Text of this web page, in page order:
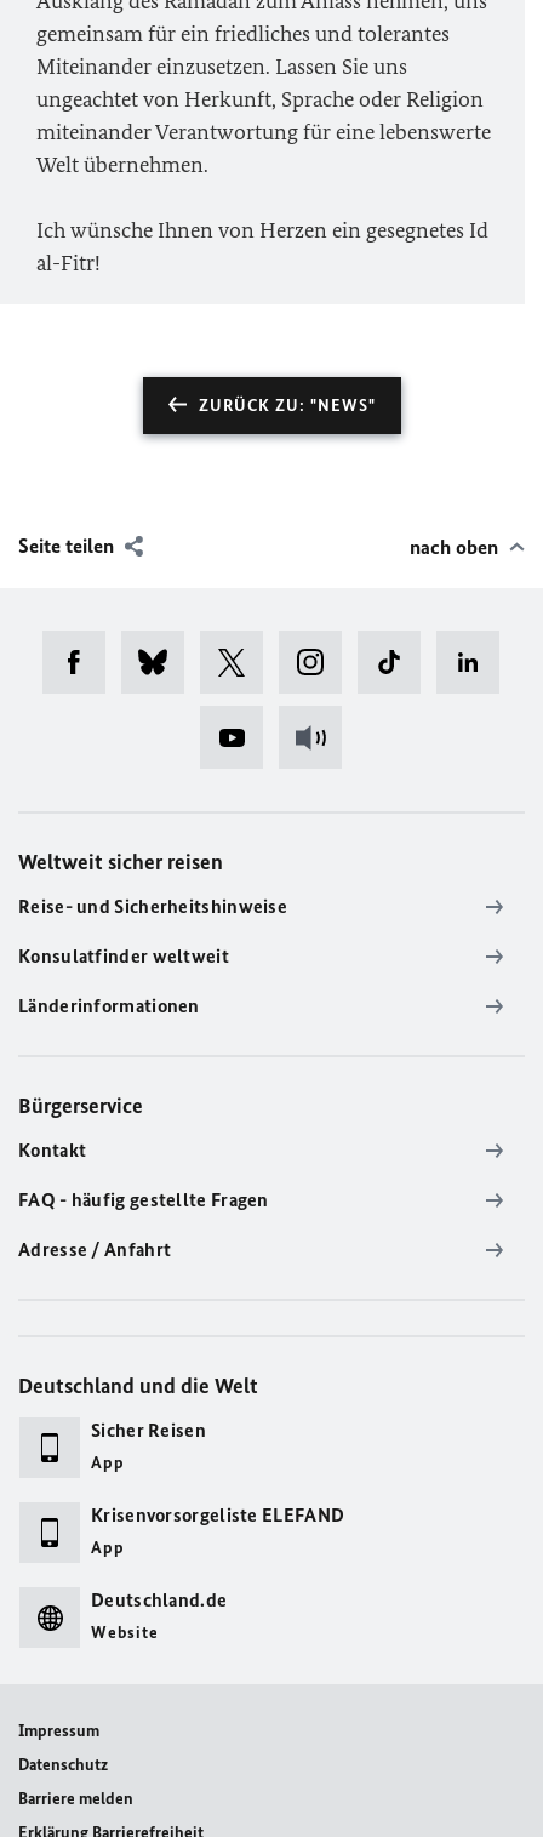
gemeinsam für ein friedliches und tolerantes
Miteinander einzusetzen. Lassen Sie uns
ungeachtet von Herkunft, Sprache oder Religion
miteinander Verantwortung für eine lebenswerte
Welt übernehmen.
Ich wünsche Ihnen von Herzen ein gesegnetes Id
al-Fitr!
ZURÜCK ZU: "NEWS"
Seite teilen nach oben
Weltweit sicher reisen
Reise- und Sicherheitshinweise
Konsulatfinder weltweit
Länderinformationen
Bürgerservice
Kontakt
FAQ - häufig gestellte Fragen
Adresse / Anfahrt
Deutschland und die Welt
Sicher Reisen
App
Krisenvorsorgeliste ELEFAND
App
Deutschland.de
Website
Impressum
Datenschutz
Barriere melden
Erklärung Barrierefreiheit